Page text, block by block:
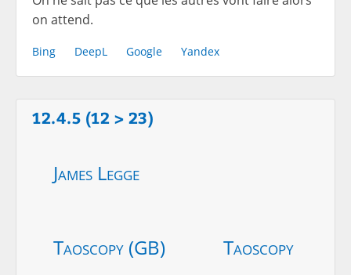
on attend.
Bing DeepL Google Yandex
12.4.5 (12 > 23)
James Legge
Taoscopy (GB) Taoscopy